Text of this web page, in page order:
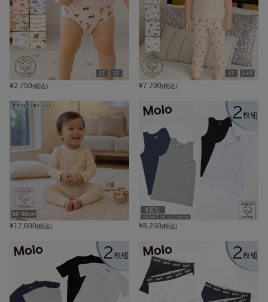
¥2,750(税込) ¥7,700(税込)
¥17,600(税込) ¥8,250(税込)